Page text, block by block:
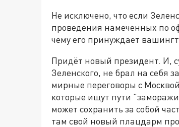
Не исключено, что если
проведения намеченных по
чему его принуждает
Придёт новый президент. И,
Зеленского, не брал на себя
мирные переговоры с
которые ищут пути
может сохранить за собой
там свой новый плацдарм